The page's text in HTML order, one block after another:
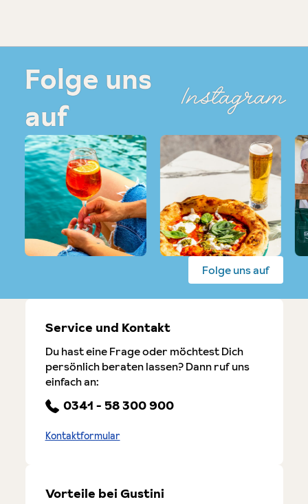
Folge uns
auf
Instagram
Folge uns auf
Service und Kontakt
Du hast eine Frage oder möchtest Dich
persönlich beraten lassen? Dann ruf uns
einfach an:
0341 - 58 300 900
Kontaktformular
Vorteile bei Gustini